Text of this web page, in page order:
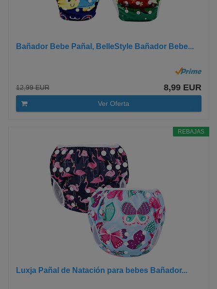
Bañador Bebe Pañal, BelleStyle Bañador Bebe...
12,99 EUR 8,99 EUR
Ver Oferta
REBAJAS
Luxja Pañal de Natación para bebes Bañador...